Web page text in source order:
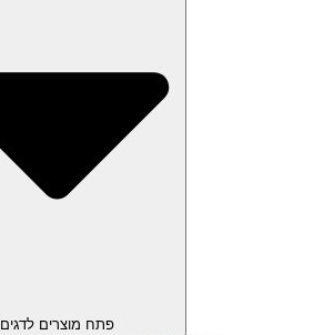
פתח מוצרים לדגים